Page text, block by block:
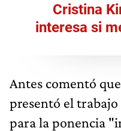
Cristina
interesa si
Antes comentó
presentó el
para la ponencia